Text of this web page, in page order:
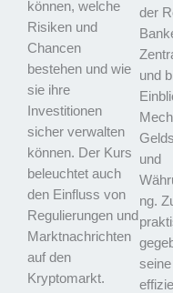
können, welche
Risiken und
Chancen
bestehen und wie
sie ihre
Investitionen
sicher verwalten
können. Der Kurs
beleuchtet auch
den Einfluss von
Regulierungen und
Marktnachrichten
auf den
Kryptomarkt.
der
und
und
ng.